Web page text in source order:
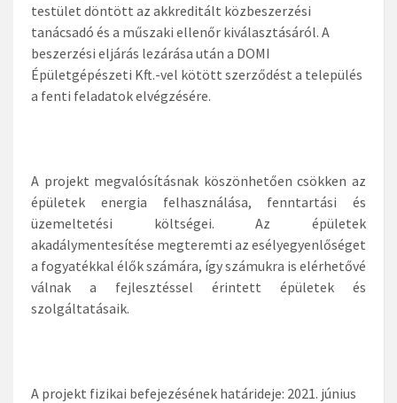
testület döntött az akkreditált közbeszerzési
tanácsadó és a műszaki ellenőr kiválasztásáról. A
beszerzési eljárás lezárása után a DOMI
Épületgépészeti Kft.-vel kötött szerződést a település
a fenti feladatok elvégzésére.
A projekt megvalósításnak köszönhetően csökken az
épületek energia felhasználása, fenntartási és
üzemeltetési költségei. Az épületek
akadálymentesítése megteremti az esélyegyenlőséget
a fogyatékkal élők számára, így számukra is elérhetővé
válnak a fejlesztéssel érintett épületek és
szolgáltatásaik.
A projekt fizikai befejezésének határideje: 2021. június